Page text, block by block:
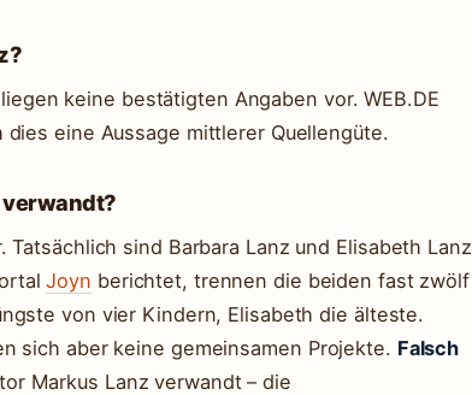
keine bestätigten Angaben vor. WEB.DE
eine Aussage mittlerer Quellengüte.
verwandt?
sind Barbara Lanz und Elisabeth Lanz
Joyn berichtet, trennen die beiden fast zwölf
von vier Kindern, Elisabeth die älteste.
sich aber keine gemeinsamen Projekte. Falsch
Markus Lanz verwandt – die